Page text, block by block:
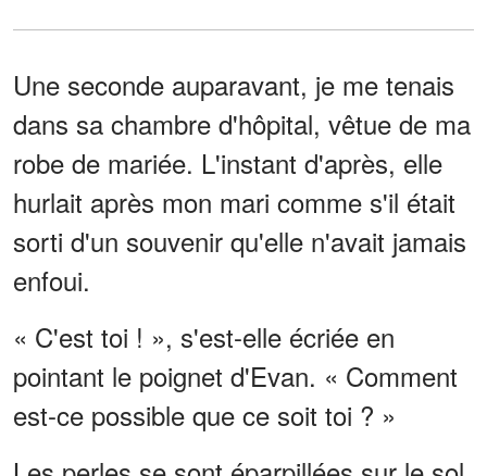
Une seconde auparavant, je me tenais
dans sa chambre d'hôpital, vêtue de ma
robe de mariée. L'instant d'après, elle
hurlait après mon mari comme s'il était
sorti d'un souvenir qu'elle n'avait jamais
enfoui.
« C'est toi ! », s'est-elle écriée en
pointant le poignet d'Evan. « Comment
est-ce possible que ce soit toi ? »